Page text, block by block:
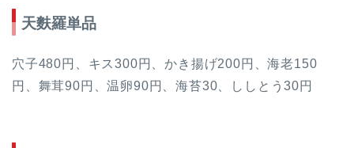
天麩羅単品
穴子480円、キス300円、かき揚げ200円、海老150
円、舞茸90円、温卵90円、海苔30、ししとう30円